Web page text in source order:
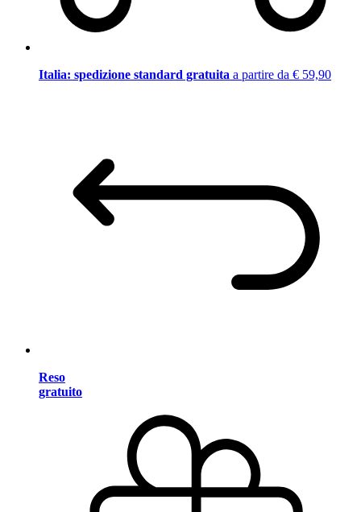
Italia: spedizione standard gratuita a partire da € 59,90
Reso
gratuito